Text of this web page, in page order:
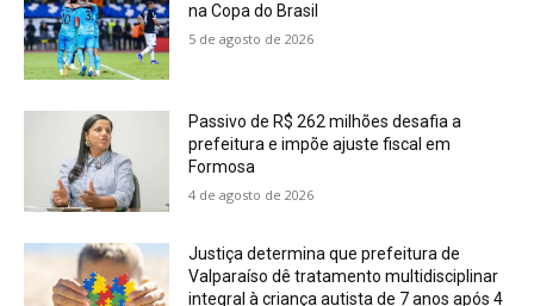
na Copa do Brasil
5 de agosto de 2026
Passivo de R$ 262 milhões desafia a
prefeitura e impõe ajuste fiscal em
Formosa
4 de agosto de 2026
Justiça determina que prefeitura de
Valparaíso dê tratamento multidisciplinar
integral à criança autista de 7 anos após 4